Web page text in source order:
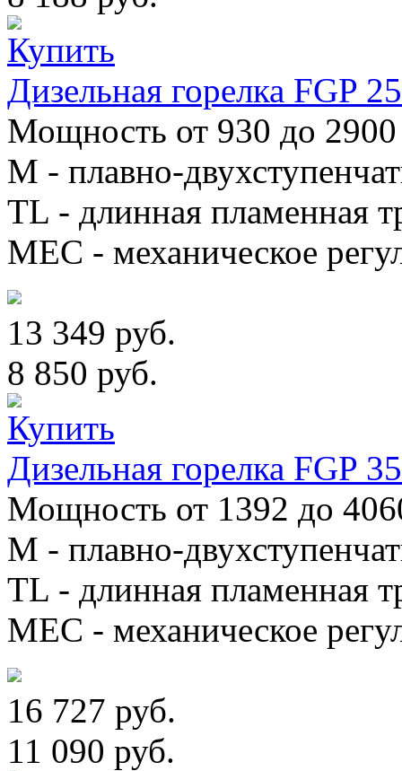
Дизельная горелка FGP
Мощность от 930 до
М - плавно-
TL - длинная пламенная
MEC - механическое
13 349 руб.
8 850 руб.
Дизельная горелка FGP
Мощность от 1392 до
М - плавно-
TL - длинная пламенная
MEC - механическое
16 727 руб.
11 090 руб.